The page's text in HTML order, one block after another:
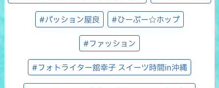
#パッション屋良 #ひーぷー☆ホップ
#ファッション
#フォトライター舘幸子 スイーツ時間in沖縄